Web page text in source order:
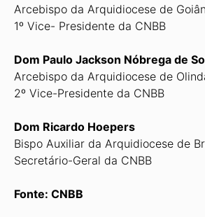
Arcebispo da Arquidiocese de
1º Vice- Presidente da CNBB
Dom Paulo Jackson Nóbrega de
Arcebispo da Arquidiocese de
2º Vice-Presidente da CNBB
Dom Ricardo Hoepers
Bispo Auxiliar da Arquidiocese de
Secretário-Geral da CNBB
Fonte: CNBB